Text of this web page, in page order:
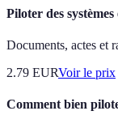
Piloter des
Documents, actes et
2.79 EURVoir le prix
Comment bien